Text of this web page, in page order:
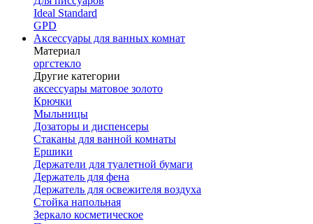
Ideal Standard
GPD
Аксессуары для ванных комнат
Материал
оргстекло
Другие категории
аксессуары матовое золото
Крючки
Мыльницы
Дозаторы и диспенсеры
Стаканы для ванной комнаты
Ершики
Держатели для туалетной бумаги
Держатель для фена
Держатель для освежителя воздуха
Стойка напольная
Зеркало косметическое